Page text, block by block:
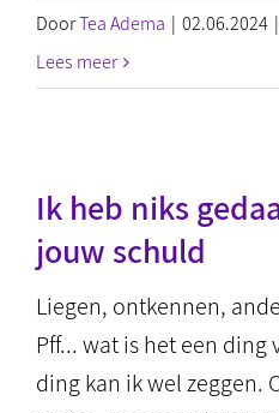
DoorTea Adema | 02.06.2024 |
Lees meer
Ik heb niks
jouw schuld
Liegen, ontkennen,
Pff... wat is het een ding
ding kan ik wel zeggen.